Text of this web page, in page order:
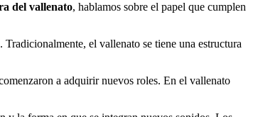
del vallenato, hablamos sobre el papel que cumplen
el vallenato se tiene una estructura
a adquirir nuevos roles. En el vallenato